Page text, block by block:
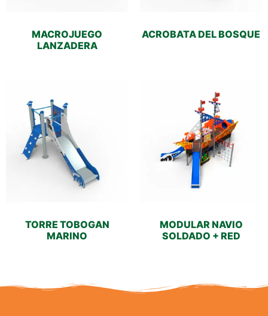
MACROJUEGO
LANZADERA
ACROBATA DEL BOSQUE
TORRE TOBOGAN
MARINO
MODULAR NAVIO
SOLDADO + RED